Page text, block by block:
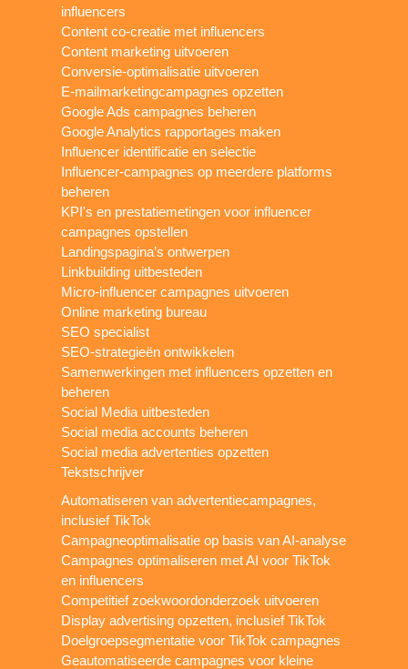
influencers
Content co-creatie met influencers
Content marketing uitvoeren
Conversie-optimalisatie uitvoeren
E-mailmarketingcampagnes opzetten
Google Ads campagnes beheren
Google Analytics rapportages maken
Influencer identificatie en selectie
Influencer-campagnes op meerdere platforms
beheren
KPI's en prestatiemetingen voor influencer
campagnes opstellen
Landingspagina’s ontwerpen
Linkbuilding uitbesteden
Micro-influencer campagnes uitvoeren
Online marketing bureau
SEO specialist
SEO-strategieën ontwikkelen
Samenwerkingen met influencers opzetten en
beheren
Social Media uitbesteden
Social media accounts beheren
Social media advertenties opzetten
Tekstschrijver
Automatiseren van advertentiecampagnes,
inclusief TikTok
Campagneoptimalisatie op basis van AI-analyse
Campagnes optimaliseren met AI voor TikTok
en influencers
Competitief zoekwoordonderzoek uitvoeren
Display advertising opzetten, inclusief TikTok
Doelgroepsegmentatie voor TikTok campagnes
Geautomatiseerde campagnes voor kleine